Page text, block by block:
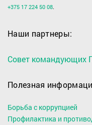
+375 17 224 50 08.
Наши партнеры:
Совет командующих
Полезная
Борьба с коррупцией
Профилактика и